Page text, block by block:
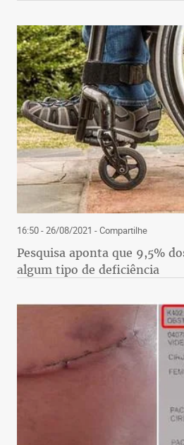
16:50 - 26/08/2021 - Compartilhe
Pesquisa aponta que 9,5%
algum tipo de deficiência